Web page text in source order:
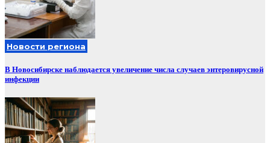
Новости региона
В Новосибирске наблюдается увеличение числа случаев энтеровирусной
инфекции